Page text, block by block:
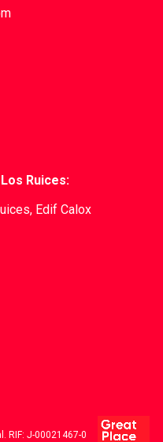
Ruices:
Edif Calox
RIF: J-00021467-0